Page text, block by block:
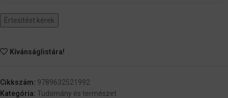
Értesítést kérek
Kívánságlistára!
Cikkszám: 9789632521992
Kategória: Tudomány és természet